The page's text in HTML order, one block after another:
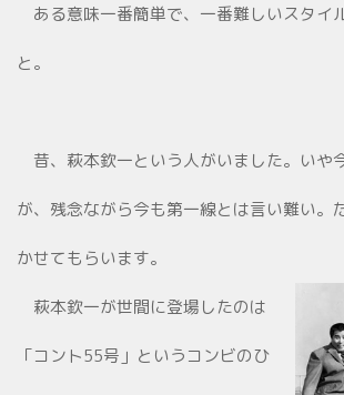
ある意味一番簡単で、一番難しいスタイ
と。
昔、萩本欽一という人がいました。いや
が、残念ながら今も第一線とは言い難い。
かせてもらいます。
萩本欽一が世間に登場したのは
「コント55号」というコンビのひ